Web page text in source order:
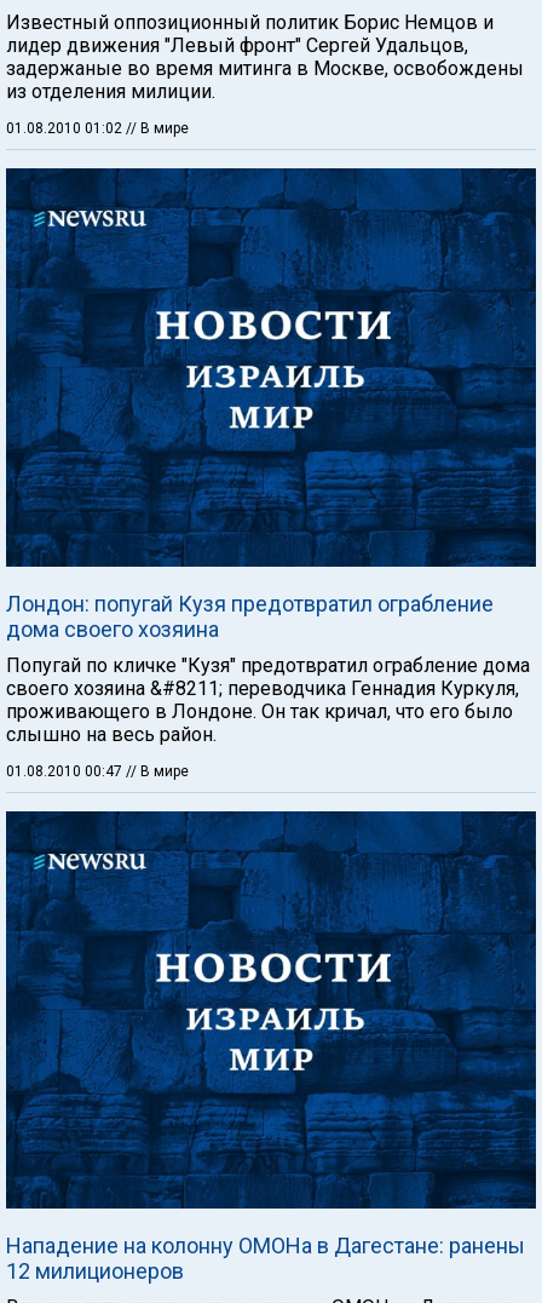
Известный оппозиционный политик Борис Немцов и
лидер движения "Левый фронт" Сергей Удальцов,
задержаные во время митинга в Москве, освобождены
из отделения милиции.
01.08.2010 01:02 // В мире
Лондон: попугай Кузя предотвратил ограбление
дома своего хозяина
Попугай по кличке "Кузя" предотвратил ограбление дома
своего хозяина &#8211; переводчика Геннадия Куркуля,
проживающего в Лондоне. Он так кричал, что его было
слышно на весь район.
01.08.2010 00:47 // В мире
Нападение на колонну ОМОНа в Дагестане: ранены
12 милиционеров